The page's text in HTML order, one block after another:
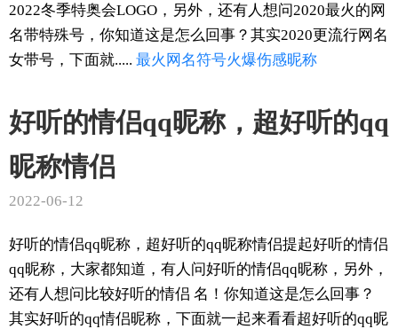
2022冬季特奥会LOGO，另外，还有人想问2020最火的网
名带特殊号，你知道这是怎么回事？其实2020更流行网名
女带号，下面就..... 最火 网名符号火爆伤感昵称
好听的情侣qq昵称，超好听的qq
昵称情侣
2022-06-12
好听的情侣qq昵称，超好听的qq昵称情侣提起好听的情侣
qq昵称，大家都知道，有人问好听的情侣qq昵称，另外，
还有人想问比较好听的情侣 名！你知道这是怎么回事？
其实好听的qq情侣昵称，下面就一起来看看超好听的qq昵